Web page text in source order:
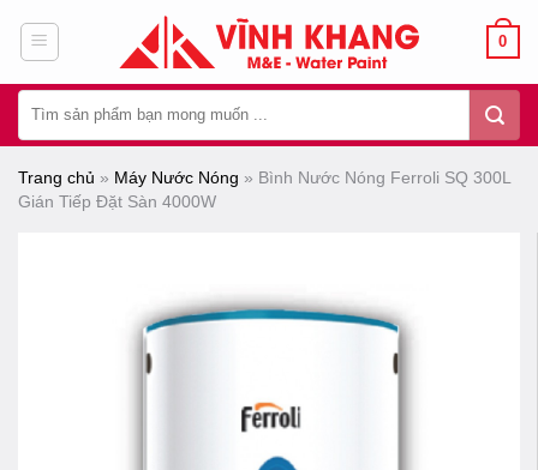
dung
0
kiếm:
Trang chủ » Máy Nước Nóng » Bình Nước Nóng Ferroli SQ 300L
Gián Tiếp Đặt Sàn 4000W